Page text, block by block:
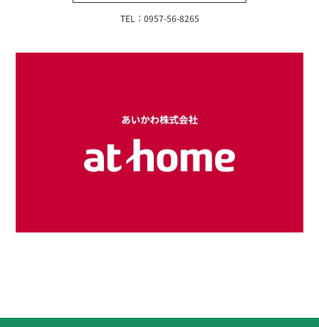
TEL：0957-56-8265